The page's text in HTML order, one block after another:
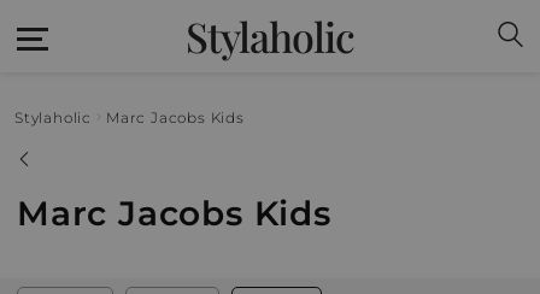
Stylaholic
Stylaholic Marc Jacobs Kids
Marc Jacobs Kids